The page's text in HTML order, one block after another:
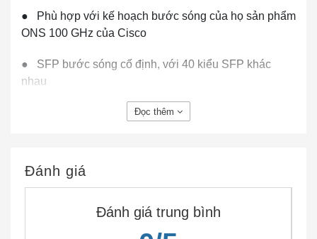
● Phù hợp với kế hoạch bước sóng của họ sản phẩm
ONS 100 GHz của Cisco
● SFP bước sóng cố định, với 40 kiểu SFP khác
nhau
● Thiết bị đầu vào / đầu ra có thể tráo đổi cắm vào
Cisco, liên kết cổng với mạng
Đọc thêm
Đánh giá
Đánh giá trung bình